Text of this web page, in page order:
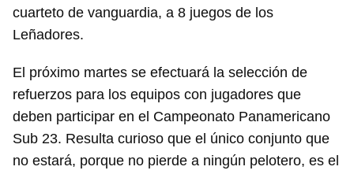
cuarteto de vanguardia, a 8 juegos de los
Leñadores.
El próximo martes se efectuará la selección de
refuerzos para los equipos con jugadores que
deben participar en el Campeonato Panamericano
Sub 23. Resulta curioso que el único conjunto que
no estará, porque no pierde a ningún pelotero, es el